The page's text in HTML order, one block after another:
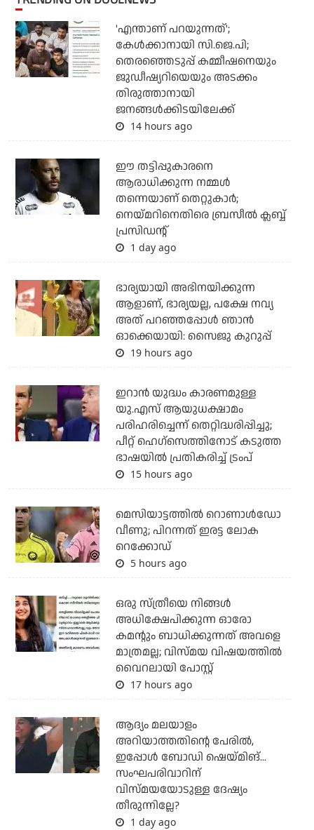
'എന്താണ് പറയുന്നത്';
കേള്‍ക്കാനായി സി.ജെ.പി;
തെരഞ്ഞെടുപ്പ് കമ്മീഷനെയും
ജുഡീഷ്യറിയെയും അടക്കം
തിരുത്താനായി
ജനങ്ങള്‍ക്കിടയിലേക്ക്
14 hours ago
ഈ തട്ടിപ്പുകാരനെ
ആരാധിക്കുന്ന നമ്മള്‍
തന്നെയാണ് തെറ്റുകാര്‍;
നെയ്മറിനെതിരെ ബ്രസീല്‍ ക്ലബ്ബ്
പ്രസിഡന്റ്
1 day ago
ഭാര്യയായി അഭിനയിക്കുന്ന
ആളാണ്, ഭാര്യയല്ല, പക്ഷേ നവ്യ
അത് പറഞ്ഞപ്പോള്‍ ഞാന്‍
ഓക്കെയായി: സൈജു കുറുപ്പ്
19 hours ago
ഇറാന്‍ യുദ്ധം കാരണമുള്ള
യു.എസ് ആയുധക്ഷാമം
പരിഹരിച്ചെന്ന് തെറ്റിദ്ധരിപ്പിച്ചു;
പീറ്റ് ഹെഗ്‌സെത്തിനോട് കടുത്ത
ഭാഷയില്‍ പ്രതികരിച്ച് ട്രംപ്
15 hours ago
മെസിയാട്ടത്തില്‍ റൊണാള്‍ഡോ
വീണു; പിറന്നത് ഇരട്ട ലോക
റെക്കോഡ്
5 hours ago
ഒരു സ്ത്രീയെ നിങ്ങള്‍
അധിക്ഷേപിക്കുന്ന ഓരോ
കമന്റും ബാധിക്കുന്നത് അവളെ
മാത്രമല്ല; വിസ്മയ വിഷയത്തില്‍
വൈറലായി പോസ്റ്റ്
17 hours ago
ആദ്യം മലയാളം
അറിയാത്തതിന്റെ പേരില്‍,
ഇപ്പോള്‍ ബോഡി ഷെയ്മിങ്...
സംഘപരിവാറിന്
വിസ്മയയോടുള്ള ദേഷ്യം
തീരുന്നില്ലേ?
1 day ago